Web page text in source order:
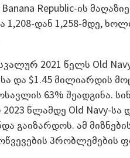
Republic-ის
დან 1,258-მდე,
2021 წელს Old
და $1.45 მილიარდის
63% შეადგინა.
წლამდე Old Navy-სა
გაიზარდოს. ამ
პრობლემების